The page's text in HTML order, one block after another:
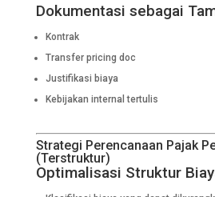
Dokumentasi sebagai
Kontrak
Transfer pricing doc
Justifikasi biaya
Kebijakan internal tertulis
Strategi Perencanaan Pajak
(Terstruktur)
Optimalisasi Struktur